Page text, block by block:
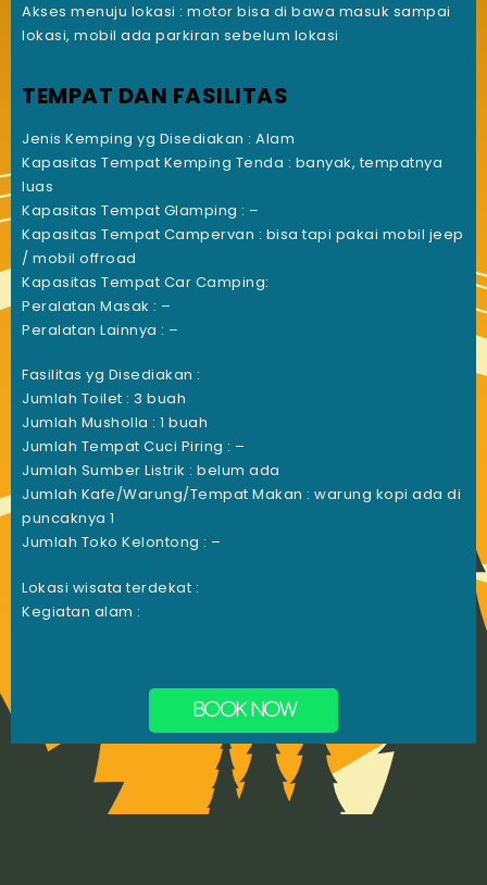
Akses menuju lokasi : motor bisa di bawa masuk sampai
lokasi, mobil ada parkiran sebelum lokasi
TEMPAT DAN FASILITAS
Jenis Kemping yg Disediakan : Alam
Kapasitas Tempat Kemping Tenda : banyak, tempatnya
luas
Kapasitas Tempat Glamping : –
Kapasitas Tempat Campervan : bisa tapi pakai mobil jeep
/ mobil offroad
Kapasitas Tempat Car Camping:
Peralatan Masak : –
Peralatan Lainnya : –
Fasilitas yg Disediakan :
Jumlah Toilet : 3 buah
Jumlah Musholla : 1 buah
Jumlah Tempat Cuci Piring : –
Jumlah Sumber Listrik : belum ada
Jumlah Kafe/Warung/Tempat Makan : warung kopi ada di
puncaknya 1
Jumlah Toko Kelontong : –
Lokasi wisata terdekat :
Kegiatan alam :
BOOK NOW